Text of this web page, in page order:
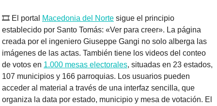
🎞️ El portal Macedonia del Norte sigue el principio
establecido por Santo Tomás: «Ver para creer». La página
creada por el ingeniero Giuseppe Gangi no solo alberga las
imágenes de las actas. También tiene los videos del conteo
de votos en 1.000 mesas electorales, situadas en 23 estados,
107 municipios y 166 parroquias. Los usuarios pueden
acceder al material a través de una interfaz sencilla, que
organiza la data por estado, municipio y mesa de votación. El